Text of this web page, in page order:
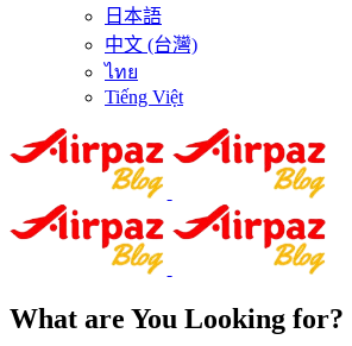
日本語
中文 (台灣)
ไทย
Tiếng Việt
What are You Looking for?